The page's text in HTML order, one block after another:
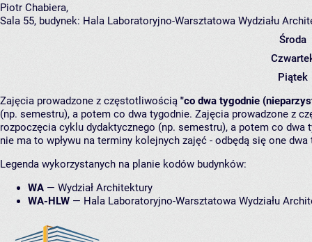
Piotr Chabiera,
Sala 55, budynek: Hala Laboratoryjno-Warsztatowa Wydziału
Środa
Piątek
Zajęcia prowadzone z częstotliwością "co dwa tygodnie
(np. semestru), a potem co dwa tygodnie. Zajęcia prowadzone z
rozpoczęcia cyklu dydaktycznego (np. semestru), a potem co
nie ma to wpływu na terminy kolejnych zajęć - odbędą się one
Legenda wykorzystanych na planie kodów budynków:
WA — Wydział Architektury
WA-HLW — Hala Laboratoryjno-Warsztatowa Wydziału